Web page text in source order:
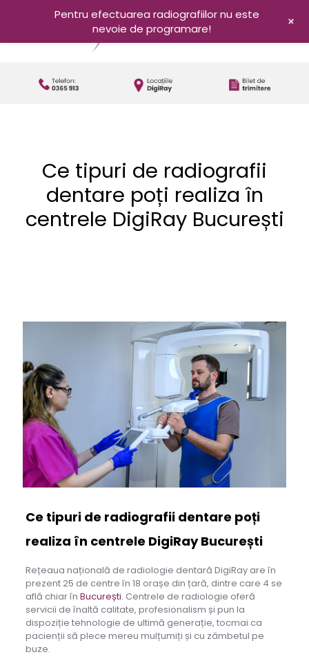
Ce tipuri de radiografii
dentare poți realiza în
centrele DigiRay București
Ce tipuri de radiografii dentare poți
realiza în centrele DigiRay București
Rețeaua națională de radiologie dentară DigiRay are în
prezent 25 de centre în 18 orașe din țară, dintre care 4 se
află chiar în București. Centrele de radiologie oferă
servicii de înaltă calitate, profesionalism și pun la
dispoziție tehnologie de ultimă generație, tocmai ca
pacienții să plece mereu mulțumiți și cu zâmbetul pe
buze.
Pentru efectuarea radiografiilor nu este
nevoie de programare!
+